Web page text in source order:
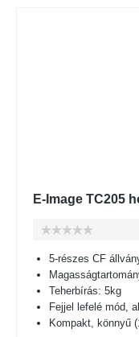
E-Image TC205
5-részes CF
Teherbírás: 5kg
Fejjel lefelé mód,
Kompakt, könnyű